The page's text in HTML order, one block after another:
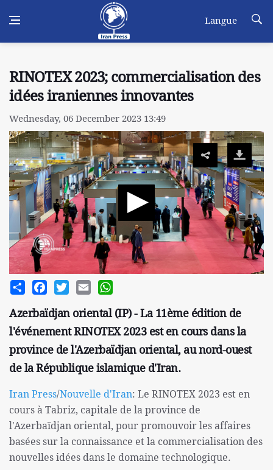
Langue
RINOTEX 2023; commercialisation des
idées iraniennes innovantes
Wednesday, 06 December 2023 13:49
Share FacebookTwitterEmail
Azerbaïdjan oriental (IP) - La 11ème édition de
l'événement RINOTEX 2023 est en cours dans la
province de l'Azerbaïdjan oriental, au nord-ouest
de la République islamique d'Iran.
Iran Press/Nouvelle d'Iran: Le RINOTEX 2023 est en
cours à Tabriz, capitale de la province de
l'Azerbaïdjan oriental, pour promouvoir les affaires
basées sur la connaissance et la commercialisation des
nouvelles idées dans le domaine technologique.